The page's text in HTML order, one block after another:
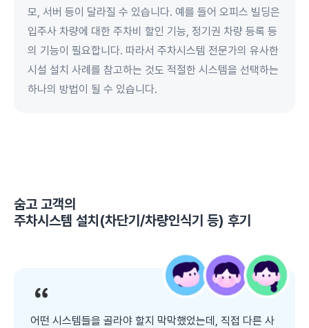
모, 서버 등이 달라질 수 있습니다. 예를 들어 오피스 빌딩은
입주사 차량에 대한 주차비 할인 기능, 정기권 차량 등록 등
의 기능이 필요합니다. 따라서 주차시스템 전문가의 유사한
시설 설치 사례를 참고하는 것도 적절한 시스템을 선택하는
하나의 방법이 될 수 있습니다.
숨고 고객의
주차시스템 설치(차단기/차량인식기 등) 후기
어떤 시스템들을 골라야 할지 막막했었는데, 직접 다른 사